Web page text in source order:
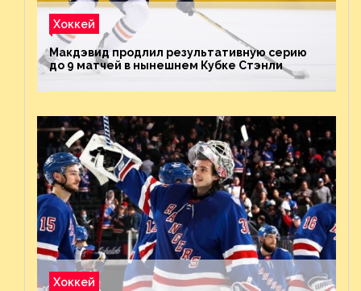
Хоккей
Макдэвид продлил результативную серию
до 9 матчей в нынешнем Кубке Стэнли
Хоккей